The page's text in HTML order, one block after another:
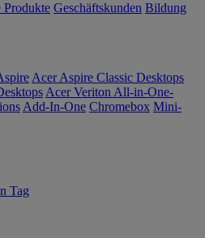
Produkte Geschäftskunden Bildung
Acer Aspire Classic Desktops
Acer Veriton All-in-One-
Add-In-One Chromebox Mini-
Tag